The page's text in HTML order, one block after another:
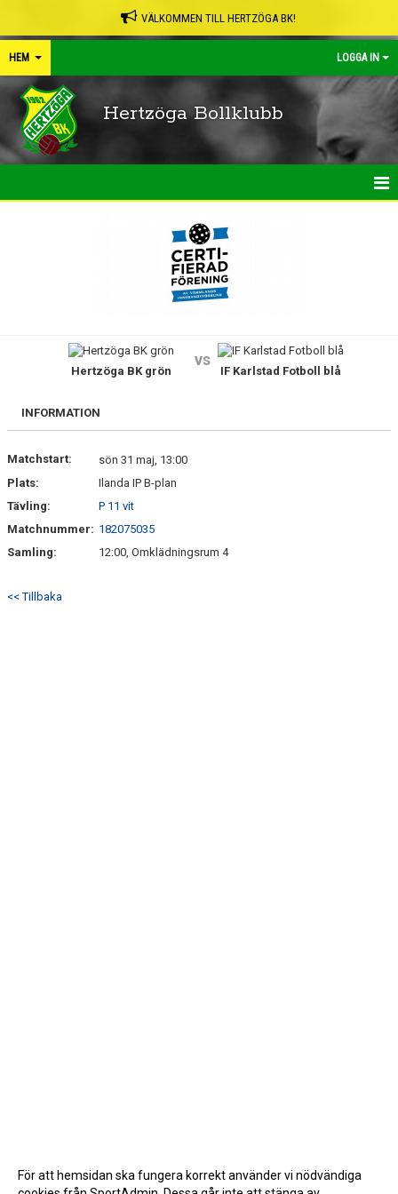
VÄLKOMMEN TILL HERTZÖGA BK!
HEM LOGGA IN
Hertzöga Bollklubb
FRISPARKEN
MATCHER
KONTAKTER & LAG
SPONSORER
Hertzöga BK grön
vs
IF Karlstad Fotboll blå
INFORMATION
Matchstart:
sön 31 maj, 13:00
Plats:
Ilanda IP B-plan
Tävling:
P 11 vit
Matchnummer: 182075035
Samling:
12:00, Omklädningsrum 4
<< Tillbaka
För att hemsidan ska fungera korrekt använder vi nödvändiga